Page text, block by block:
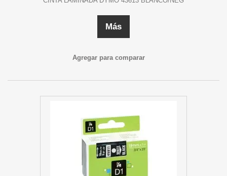
Más
Agregar para comparar